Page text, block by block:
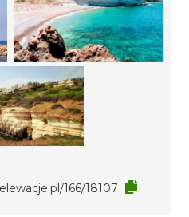
166/18107